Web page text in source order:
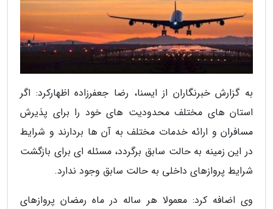
به گزارش خبرنگاران از ایسنا، رضا جعفرزاده اظهارکرد: اگر
استان های مختلف محدودیت های خود را برای پذیرش
مسافران و ارائه خدمات مختلف به آن ها بردارند و شرایط
در این زمینه به حالت سابق برگردد، مسئله ای برای بازگشت
شرایط پروازهای داخلی به حالت سابق وجود ندارد.
وی اضافه کرد: معمولا هر ساله در ماه رمضان پروازهای